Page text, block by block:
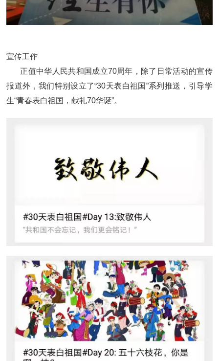
宣传工作
正值中华人民共和国成立70周年，除了日常活动的宣传
报道外，我们特别设立了“30天表白祖国”系列推送，引导学
生“青春表白祖国，献礼70华诞”。